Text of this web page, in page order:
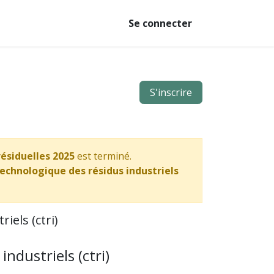
Se connecter
S'inscrire
2025est terminé.
des résidus industriels
(ctri)
(ctri)